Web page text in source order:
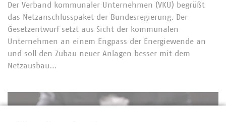
Der Verband kommunaler Unternehmen (VKU) begrüßt
das Netzanschlusspaket der Bundesregierung. Der
Gesetzentwurf setzt aus Sicht der kommunalen
Unternehmen an einem Engpass der Energiewende an
und soll den Zubau neuer Anlagen besser mit dem
Netzausbau…